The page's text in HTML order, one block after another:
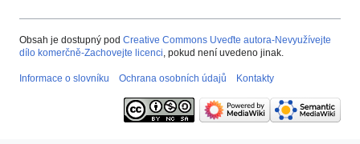
Obsah je dostupný pod Creative Commons Uveďte autora-Nevyužívejte
dílo komerčně-Zachovejte licenci, pokud není uvedeno jinak.
Informace o slovníku Ochrana osobních údajů Kontakty